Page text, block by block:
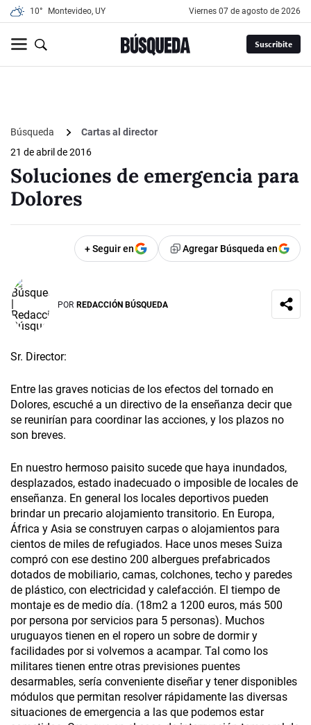
10° Montevideo, UY viernes 07 de agosto de 2026
Suscribite
Búsqueda
Cartas al director
21 de abril de 2016
Soluciones de emergencia para
Dolores
+ Seguir en Agregar Búsqueda en
POR REDACCIÓN BÚSQUEDA
Sr. Director:
Entre las graves noticias de los efectos del tornado en
Dolores, escuché a un directivo de la enseñanza decir que
se reunirían para coordinar las acciones, y los plazos no
son breves.
En nuestro hermoso paisito sucede que haya inundados,
desplazados, estado inadecuado o imposible de locales de
enseñanza. En general los locales deportivos pueden
brindar un precario alojamiento transitorio. En Europa,
África y Asia se construyen carpas o alojamientos para
cientos de miles de refugiados. Hace unos meses Suiza
compró con ese destino 200 albergues prefabricados
dotados de mobiliario, camas, colchones, techo y paredes
de plástico, con electricidad y calefacción. El tiempo de
montaje es de medio día. (18m2 a 1200 euros, más 500
por persona por servicios para 5 personas). Muchos
uruguayos tienen en el ropero un sobre de dormir y
facilidades por si volvemos a acampar. Tal como los
militares tienen entre otras previsiones puentes
desarmables, sería conveniente diseñar y tener disponibles
módulos que permitan resolver rápidamente las diversas
situaciones de emergencia a las que podemos estar